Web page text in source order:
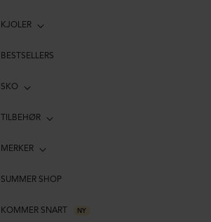
KJOLER
BESTSELLERS
SKO
TILBEHØR
MERKER
SUMMER SHOP
KOMMER SNART NY